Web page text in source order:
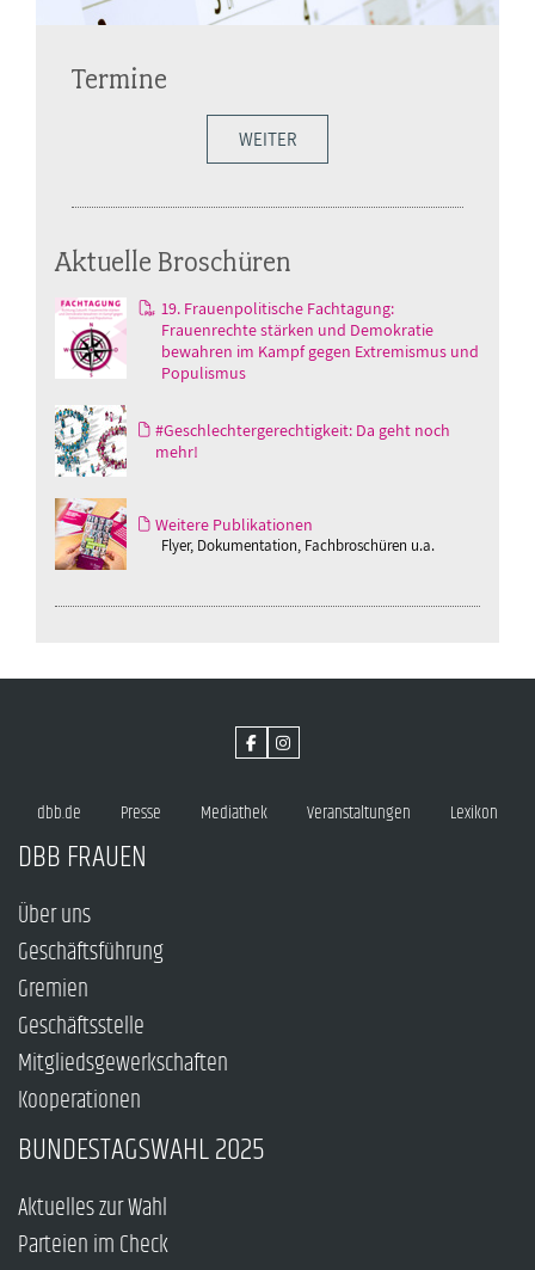
Termine
WEITER
Aktuelle Broschüren
19. Frauenpolitische Fachtagung:
Frauenrechte stärken und Demokratie
bewahren im Kampf gegen Extremismus und
Populismus
#Geschlechtergerechtigkeit: Da geht noch
mehr!
Weitere Publikationen
Flyer, Dokumentation, Fachbroschüren u.a.
dbb.de Presse Mediathek Veranstaltungen Lexikon
DBB FRAUEN
Über uns
Geschäftsführung
Gremien
Geschäftsstelle
Mitgliedsgewerkschaften
Kooperationen
BUNDESTAGSWAHL 2025
Aktuelles zur Wahl
Parteien im Check